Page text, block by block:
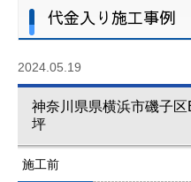
代金入り施工事例
2024.05.19
神奈川県県横浜市磯子
坪
施工前